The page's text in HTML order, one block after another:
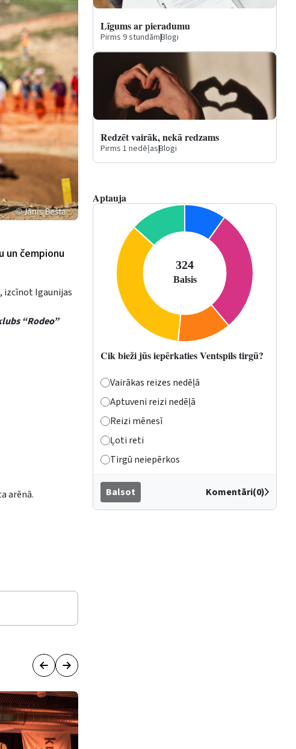
un čempionu
izcīnot Igaunijas
“Rodeo”
arēnā.
Līgums ar pieradumu
Pirms 9 stundām|Blogi
Redzēt vairāk, nekā redzams
Pirms 1 nedēļas|Blogi
Aptauja
Cik bieži jūs iepērkaties Ventspils tirgū?
Vairākas reizes nedēļā
Aptuveni reizi nedēļā
Reizi mēnesī
Ļoti reti
Tirgū neiepērkos
Balsot Komentāri(0)